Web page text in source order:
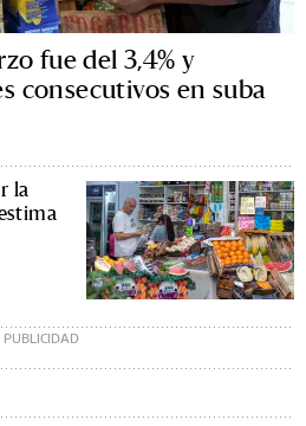
fue del 3,4% y
consecutivos en suba
la